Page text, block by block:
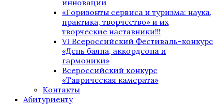
инновации
«Горизонты сервиса и туризма: наука,
практика, творчество» и их
творческие наставники!!!
VI Всероссийский Фестиваль-конкурс
«День баяна, аккордеона и
гармоники»
Всероссийский конкурс
«Таврическая камерата»
Контакты
Абитуриенту